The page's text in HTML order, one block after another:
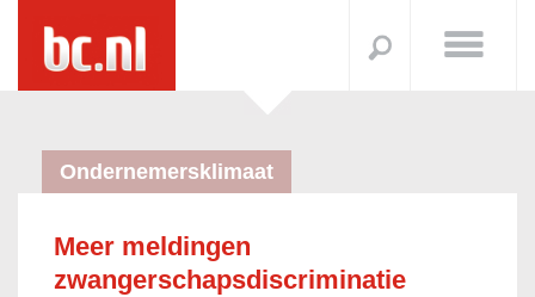
Ondernemersklimaat
Meer meldingen
zwangerschapsdiscriminatie